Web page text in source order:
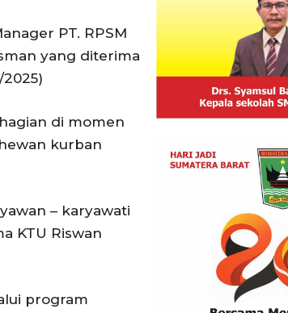
PT. RPSM
yang diterima
di momen
kurban
– karyawati
KTU Riswan
program